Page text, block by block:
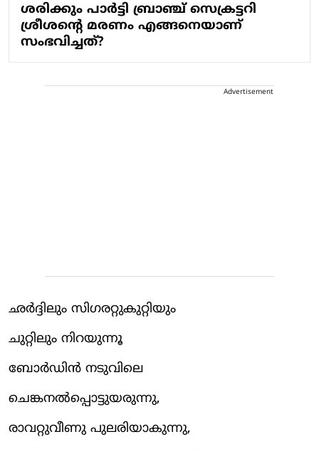
ശരിക്കും പാര്‍ട്ടി ബ്രാഞ്ച് സെക്രട്ടറി
ശ്രീശന്റെ മരണം എങ്ങനെയാണ്
സംഭവിച്ചത്?
Advertisement
ഛർദ്ദിലും സിഗരറ്റുകുറ്റിയും
ചുറ്റിലും നിറയുന്നൂ
ബോർഡിൻ നടുവിലെ
ചെങ്കനൽപ്പൊട്ടുയരുന്നു,
രാവറ്റുവീണു പുലരിയാകുന്നു,